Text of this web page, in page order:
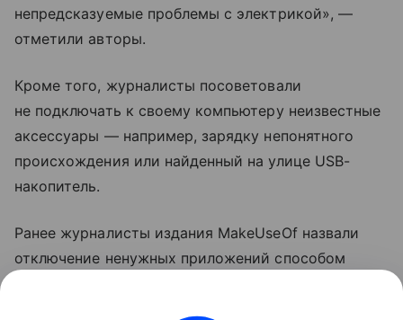
непредсказуемые проблемы с электрикой», —
отметили авторы.
Кроме того, журналисты посоветовали
не подключать к своему компьютеру неизвестные
аксессуары — например, зарядку непонятного
происхождения или найденный на улице USB-
накопитель.
Ранее журналисты издания MakeUseOf назвали
отключение ненужных приложений способом